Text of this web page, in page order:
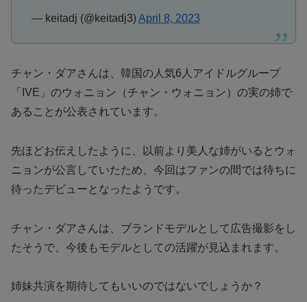
— keitadj (@keitadj3)April 8, 2023
チャン・ダアさんは、韓国の人気6人アイドルグループ
「IVE」のウォニョン（チャン・ウォニョン）の実の姉で
あることが公表されています。
先ほどお伝えしたように、以前より美人な姉がいるとウォ
ニョンが公言していたため、今回はファンの間では待ちに
待ったデビューとなったようです。
チャン・ダアさんは、ブランドモデルとして広告撮影をし
たそう で、今後もモデルとしての活躍が見込まれます。
姉妹共演を期待してもいいのではないでしょうか？